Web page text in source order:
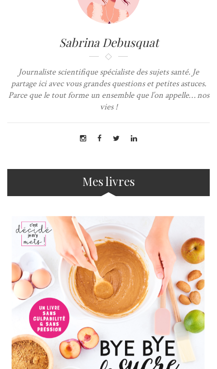
Sabrina Debusquat
Journaliste scientifique spécialiste des sujets santé. Je
partage ici avec vous grandes questions et petites astuces.
Parce que le tout forme un ensemble que l’on appelle… nos
vies !
Mes livres